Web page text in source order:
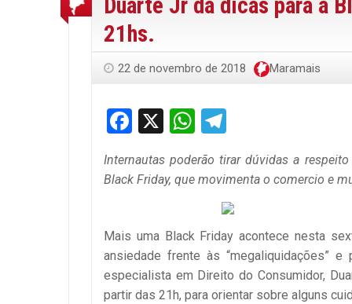
21hs.
22 de novembro de 2018 Maramais
Facebook
X WhatsApp
Internautas poderão tirar dúvidas a
Black Friday, que movimenta o comercio e
Mais uma Black Friday acontece nesta
ansiedade frente às “megaliquidações”
especialista em Direito do Consumidor,
partir das 21h, para orientar sobre alguns